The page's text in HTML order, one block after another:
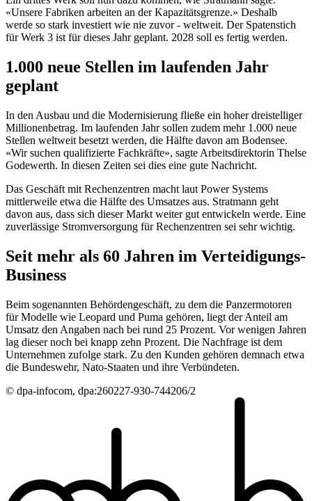
«Unsere Fabriken arbeiten an der Kapazitätsgrenze.» Deshalb
werde so stark investiert wie nie zuvor - weltweit. Der Spatenstich
für Werk 3 ist für dieses Jahr geplant. 2028 soll es fertig werden.
1.000 neue Stellen im laufenden Jahr
geplant
In den Ausbau und die Modernisierung fließe ein hoher dreistelliger
Millionenbetrag. Im laufenden Jahr sollen zudem mehr 1.000 neue
Stellen weltweit besetzt werden, die Hälfte davon am Bodensee.
«Wir suchen qualifizierte Fachkräfte», sagte Arbeitsdirektorin Thelse
Godewerth. In diesen Zeiten sei dies eine gute Nachricht.
Das Geschäft mit Rechenzentren macht laut Power Systems
mittlerweile etwa die Hälfte des Umsatzes aus. Stratmann geht
davon aus, dass sich dieser Markt weiter gut entwickeln werde. Eine
zuverlässige Stromversorgung für Rechenzentren sei sehr wichtig.
Seit mehr als 60 Jahren im Verteidigungs-
Business
Beim sogenannten Behördengeschäft, zu dem die Panzermotoren
für Modelle wie Leopard und Puma gehören, liegt der Anteil am
Umsatz den Angaben nach bei rund 25 Prozent. Vor wenigen Jahren
lag dieser noch bei knapp zehn Prozent. Die Nachfrage ist dem
Unternehmen zufolge stark. Zu den Kunden gehören demnach etwa
die Bundeswehr, Nato-Staaten und ihre Verbündeten.
© dpa-infocom, dpa:260227-930-744206/2